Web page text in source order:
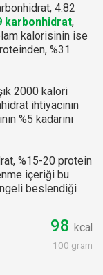
4.82
karbonhidrat,
kalorisinin ise
%31
2000 kalori
ihtiyacının
%5 kadarını
%15-20 protein
içeriği bu
beslendiği
98 kcal
100 gram